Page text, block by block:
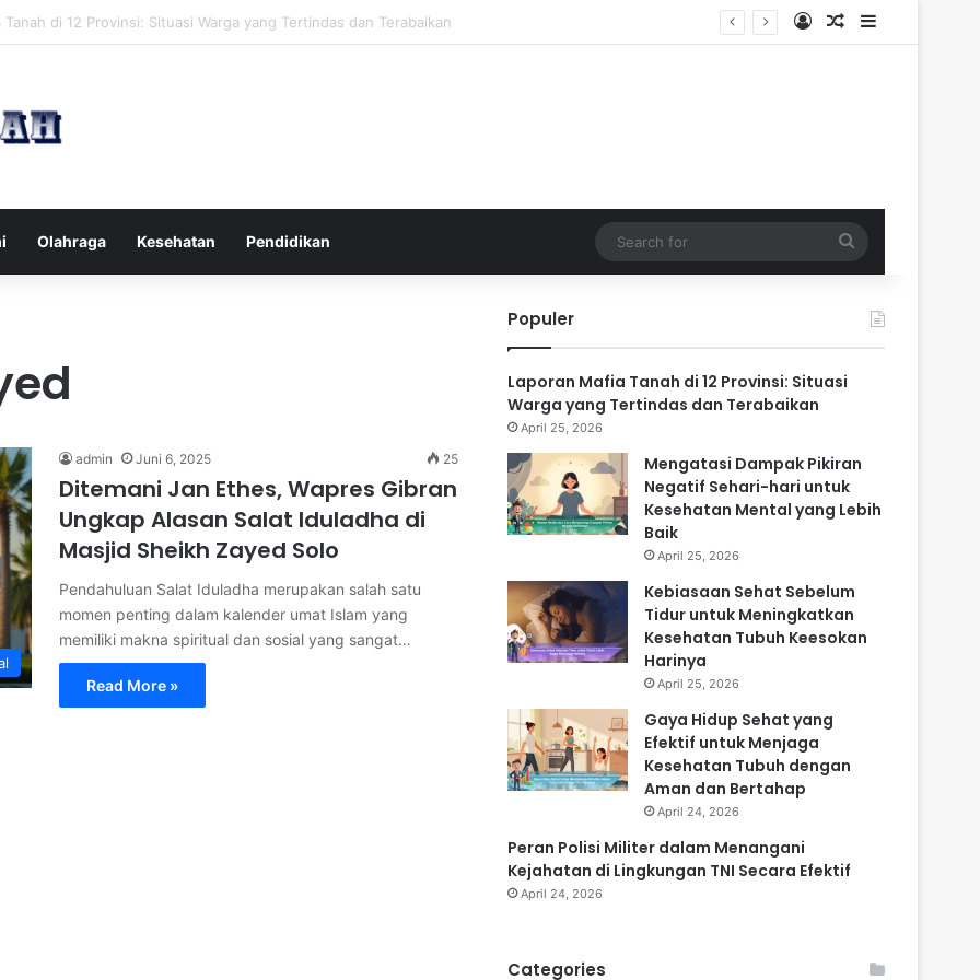
Pikiran Negatif Sehari-hari untuk Kesehatan Mental yang Lebih Baik Log InRandom Article
Sidebar
Olahraga Kesehatan Pendidikan
for
admin Juni 6, 2025 25
Ditemani Jan Ethes, Wapres Gibran
Ungkap Alasan Salat Iduladha di
Masjid Sheikh Zayed Solo
Pendahuluan Salat Iduladha merupakan salah satu
momen penting dalam kalender umat Islam yang
memiliki makna spiritual dan sosial yang sangat…
Read More »
Populer
Laporan Mafia Tanah di 12 Provinsi: Situasi
Warga yang Tertindas dan Terabaikan
April 25, 2026
Mengatasi Dampak Pikiran
Negatif Sehari-hari untuk
Kesehatan Mental yang Lebih
Baik
April 25, 2026
Kebiasaan Sehat Sebelum
Tidur untuk Meningkatkan
Kesehatan Tubuh Keesokan
Harinya
April 25, 2026
Gaya Hidup Sehat yang
Efektif untuk Menjaga
Kesehatan Tubuh dengan
Aman dan Bertahap
April 24, 2026
Peran Polisi Militer dalam Menangani
Kejahatan di Lingkungan TNI Secara Efektif
April 24, 2026
Categories